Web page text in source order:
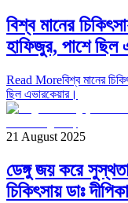
বিশ্ব মানের
হাফিজুর, পাশে ছিল
Read Moreবিশ্ব মানের
ছিল এভারকেয়ার।
21 August 2025
ডেঙ্গু জয় করে
চিকিৎসায় ডাঃ